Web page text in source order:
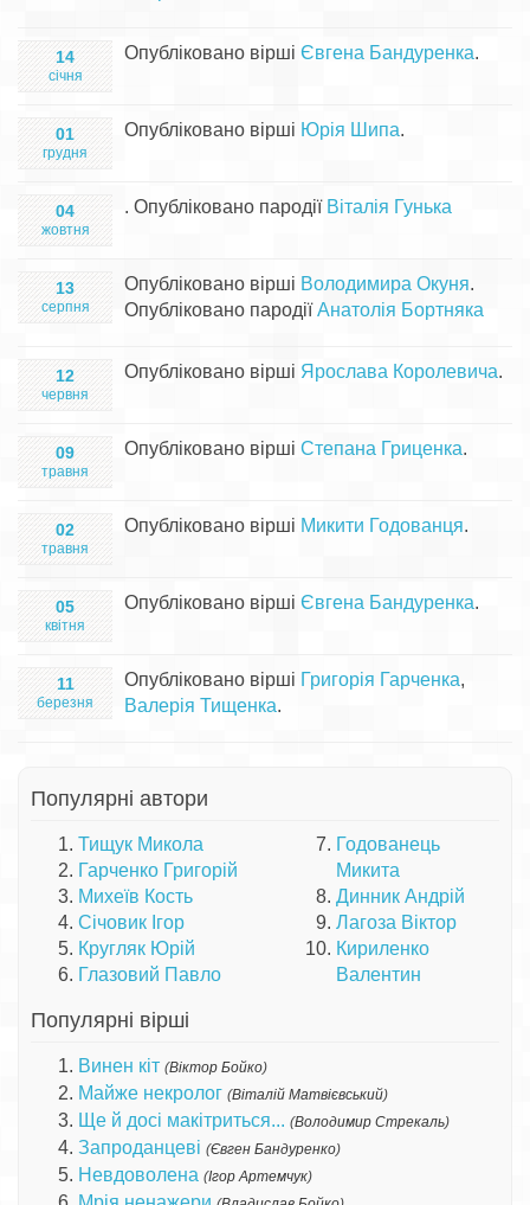
14
січня
Опубліковано вірші Євгена Бандуренка.
01
грудня
Опубліковано вірші Юрія Шипа.
04
жовтня
. Опубліковано пародії Віталія Гунька
13
серпня
Опубліковано вірші Володимира Окуня.
Опубліковано пародіїАнатолія Бортняка
12
червня
Опубліковано вірші Ярослава Королевича.
09
травня
Опубліковано вірші Степана Гриценка.
02
травня
Опубліковано вірші Микити Годованця.
05
квітня
Опубліковано вірші Євгена Бандуренка.
11
березня
Опубліковано вірші Григорія Гарченка,
Валерія Тищенка.
Популярні автори
Тищук Микола
Гарченко Григорій
Михеїв Кость
Січовик Ігор
Кругляк Юрій
Глазовий Павло
Годованець
Микита
Динник Андрій
Лагоза Віктор
Кириленко
Валентин
Популярні вірші
Винен кіт (Віктор Бойко)
Майже некролог (Віталій Матвієвський)
Ще й досі макітриться... (Володимир Стрекаль)
Запроданцеві (Євген Бандуренко)
Невдоволена (Ігор Артемчук)